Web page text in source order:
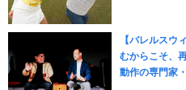
【バレルスウ
むからこそ、
動作の専門家